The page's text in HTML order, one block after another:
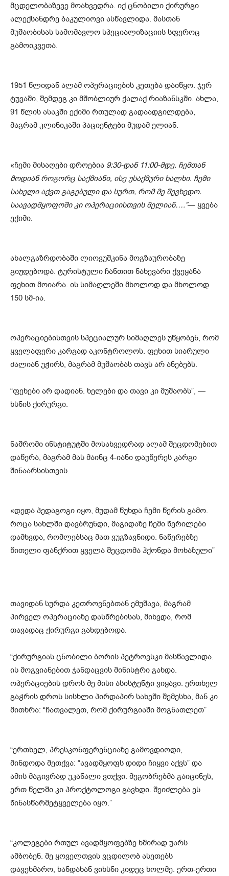
მცდელობაზევე მოახვედრა. იქ ცნობილი ქირურგი
ალექსანდრე ბაკულიოვი ასწავლიდა. მასთან
მუშაობისას სამომავლო სპეციალიზაციის სფეროც
გამოიკვეთა.
1951 წლიდან ალამ ოპერაციების კეთება დაიწყო. ჯერ
ტუვაში, შემდეგ კი მშობლიურ ქალაქ რიაზანსკში. ახლა,
91 წლის ასაკში ექიმი რთულად გადაადგილდება,
მაგრამ კლინიკაში პაციენტები მუდამ ელიან.
«ჩემი მისაღები დროებია 9:30-დან 11:00-მდე. ჩემთან
მოდიან როგორც საქმიანი, ისე უსაქმური ხალხი. ჩემი
სახელი აქვთ გაგებული და სურთ, რომ მე შევხედო.
საავადმყოფოში კი ოპერაციისთვის მელიან….”— ყვება
ექიმი.
ახალგაზრდობაში ლიოვუშკინა მოგზაურობაზე
გიჟდებოდა. ტურისტული ჩანთით ნახევარი ქვეყანა
ფეხით მოიარა. ის სიმაღლეში მხოლოდ და მხოლოდ
150 სმ-ია.
ოპერაციებისთვის სპეციალურ სიმაღლეს უწყობენ, რომ
ყველაფერი კარგად აკონტროლოს. ფეხით სიარული
ძალიან უჭირს, მაგრამ მუშაობას თავს არ ანებებს.
“ფეხები არ დადიან. ხელები და თავი კი მუშაობს”, —
ხსნის ქირურგი.
ნაშრომი ინსტიტუტში მოსახვედრად ალამ შეცდომებით
დაწერა, მაგრამ მას მაინც 4-იანი დაუწერეს კარგი
შინაარსისთვის.
«დედა პედაგოგი იყო, მუდამ წუხდა ჩემი წერის გამო.
როცა სახლში დავბრუნდი, მაგიდაზე ჩემი წერილები
დამხვდა, რომლებსაც მათ ვუგზავნიდი. ნაწერებზე
წითელი ფანქრით ყველა შეცდომა ჰქონდა მოხაზული”
თავიდან სურდა კეთროვნებთან ემუშავა, მაგრამ
პირველ ოპერაციაზე დასწრებისას, მიხვდა, რომ
თავადაც ქირურგი გახდებოდა.
“ქირურგიას ცნობილი ბორის პეტროვსკი მასწავლიდა.
ის მოგვიანებით ჯანდაცვის მინისტრი გახდა.
ოპერაციების დროს მე მისი ასისტენტი ვიყავი. ერთხელ
გაჭრის დროს სისხლი პირდაპირ სახეში შემესხა, მან კი
მითხრა: “ჩათვალეთ, რომ ქირურგიაში მოგნათლეთ”
“ერთხელ, პრესკონფერენციაზე გამოვდიოდი,
მინდოდა მეთქვა: “ავადმყოფს დიდი ჩიყვი აქვს” და
ამის მაგივრად უკანალი ვთქვი. მეგობრებმა გაიცინეს,
ერთ წელში კი პროქტოლოგი გავხდი. შეიძლება ეს
წინასწარმეტყველება იყო.”
“კოლეგები რთულ ავადმყოფებზე ხშირად უარს
ამბობენ. მე ყოველთვის ვცდილობ ასეთებს
დავეხმარო, ხანდახან ვიხსნი კიდეც ხოლმე. ერთ-ერთი